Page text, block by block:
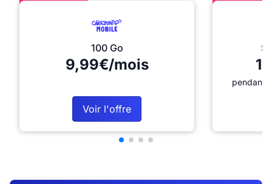
100 Go
9,99€/mois
Voir l'offre
pendant